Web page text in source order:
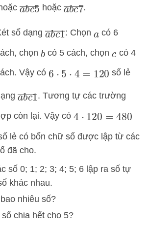
abc5 ―
hoặc abc7.
số dạng abc1 ―
: Chọn a có 6
chọn b có 5 cách, chọnc có 4
Vậy có 6 ⋅5⋅ 4 = 120 số lẻ
abc1 ―
. Tương tự các trường
còn lại. Vậy có 4 ⋅120=480
lẻ có bốn chữ số được lập từ các
đã cho.
số 0; 1; 2; 3; 4; 5; 6 lập ra số tự
khác nhau.
nhiêu số?
chia hết cho 5?